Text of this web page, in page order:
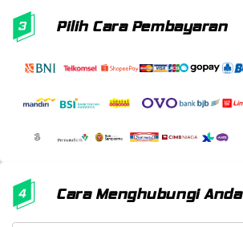
Pilih Cara Pembayaran
Cara Menghubungi Anda